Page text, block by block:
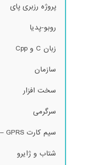
پروژه رزبری پای
روبو-پدیا
زبان C و Cpp
سازمان
سخت افزار
سرگرمی
سیم کارت GSM – GPRS
شتاب و ژایرو